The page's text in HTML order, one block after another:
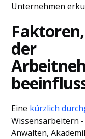
Unternehmen
der
Eine kürzlich
Wissensarbeitern
Anwälten,